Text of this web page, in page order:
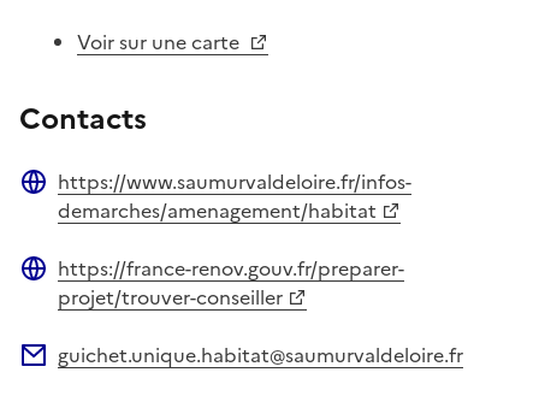
Voir sur une carte
Contacts
Site web
https://www.saumurvaldeloire.fr/infos-
demarches/amenagement/habitat
Site web
https://france-renov.gouv.fr/preparer-
projet/trouver-conseiller
guichet.unique.habitat@saumurvaldeloire.fr